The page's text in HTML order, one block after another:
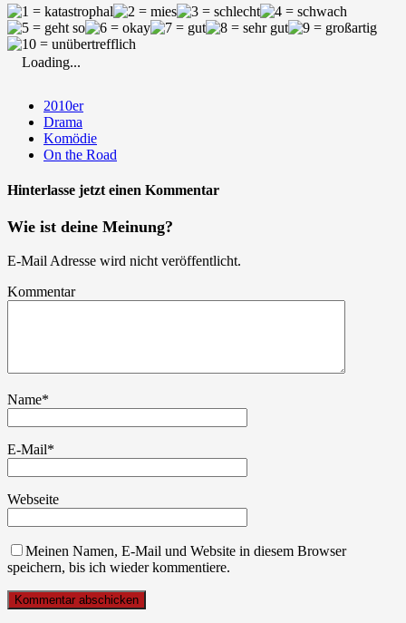
Loading...
2010er
Drama
Komödie
On the Road
Hinterlasse jetzt einen Kommentar
Wie ist deine Meinung?
E-Mail Adresse wird nicht veröffentlicht.
Kommentar
Name*
E-Mail*
Webseite
Meinen Namen, E-Mail und Website in diesem Browser
speichern, bis ich wieder kommentiere.